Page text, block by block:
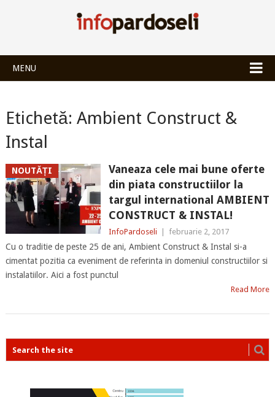
MENU
Etichetă: Ambient Construct &
Instal
NOUTĂȚI
Vaneaza cele mai bune oferte
din piata constructiilor la
targul international AMBIENT
CONSTRUCT & INSTAL!
InfoPardoseli februarie 2, 2017
Cu o traditie de peste 25 de ani, Ambient Construct & Instal si-a
cimentat pozitia ca eveniment de referinta in domeniul constructiilor si
instalatiilor. Aici a fost punctul
Read More
POSTS
NAVIGATION